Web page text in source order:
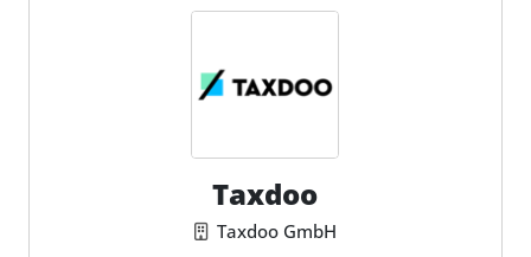
Taxdoo
Taxdoo GmbH